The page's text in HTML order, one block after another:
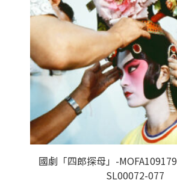
國劇「四郎探母」-
SL00072-077